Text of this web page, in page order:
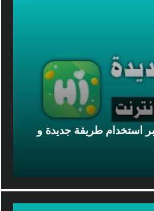
استخدام طريقة جديدة و